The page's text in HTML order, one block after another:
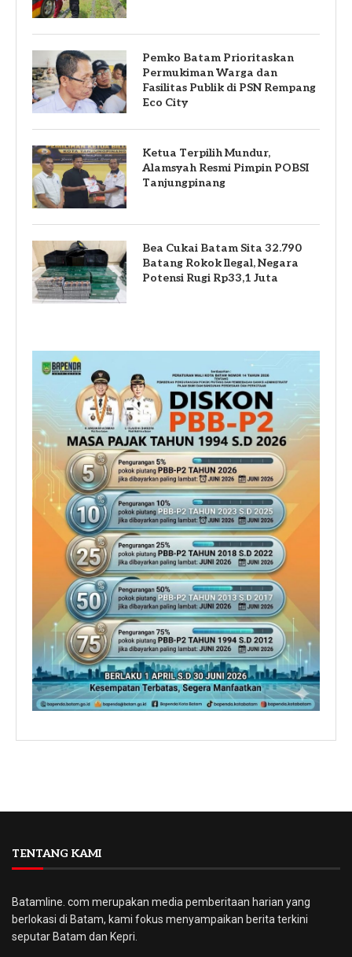
Pemko Batam Prioritaskan
Permukiman Warga dan
Fasilitas Publik di PSN Rempang
Eco City
Ketua Terpilih Mundur,
Alamsyah Resmi Pimpin POBSI
Tanjungpinang
Bea Cukai Batam Sita 32.790
Batang Rokok Ilegal, Negara
Potensi Rugi Rp33,1 Juta
TENTANG KAMI
Batamline. com merupakan media pemberitaan harian yang
berlokasi di Batam, kami fokus menyampaikan berita terkini
seputar Batam dan Kepri.